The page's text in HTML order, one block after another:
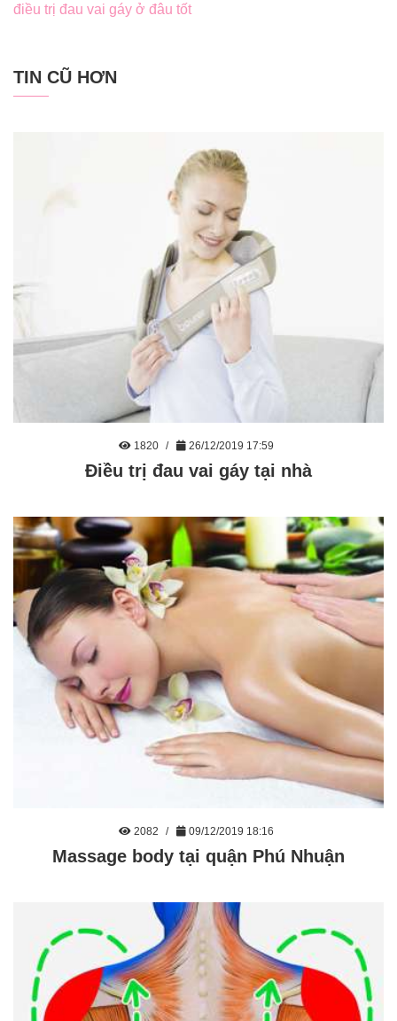
điều trị đau vai gáy ở đâu tốt
TIN CŨ HƠN
1820 26/12/2019 17:59
Điều trị đau vai gáy tại nhà
2082 09/12/2019 18:16
Massage body tại quận Phú Nhuận